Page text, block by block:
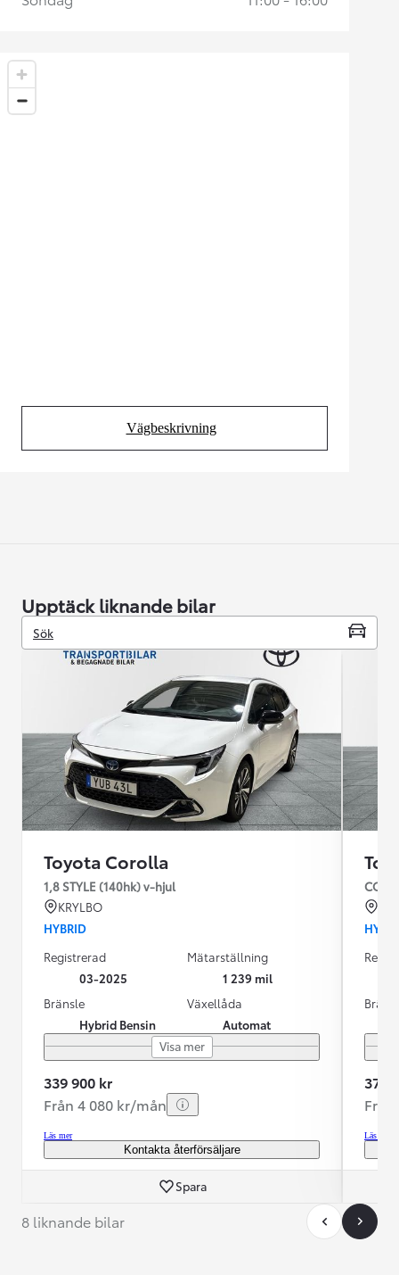
Vägbeskrivning
(Opens in new tab)
Upptäck liknande bilar
Sök
Toyota Corolla
1,8 STYLE (140hk) v-hjul
KRYLBO
HYBRID
Registrerad
03-2025
Mätarställning
1 239 mil
Bränsle
Hybrid Bensin
Växellåda
Automat
Visa mer
339 900 kr
Från 4 080 kr/mån
Läs mer
Kontakta återförsäljare
Spara
379
Läs mer
8 liknande bilar